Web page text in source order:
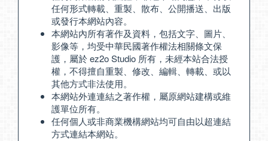
任何形式轉載、重製、散布、公開播送、出版
或發行本網站內容。
本網站內所有著作及資料，包括文字、圖片、
影像等，均受中華民國著作權法相關條文保
護，屬於 ez2o Studio 所有，未經本站合法授
權，不得擅自重製、修改、編輯、轉載、或以
其他方式非法使用。
本網站外連連結之著作權，屬原網站建構或維
護單位所有。
任何個人或非商業機構網站均可自由以超連結
方式連結本網站。